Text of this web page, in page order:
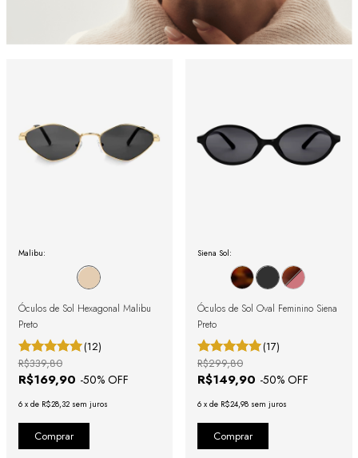
Malibu:
Óculos de Sol Hexagonal Malibu
Preto
(12)
R$169,90 -50% OFF
R$339,80
6 x de R$28,32 sem juros
Siena Sol:
Óculos de Sol Oval Feminino Siena
Preto
(17)
R$149,90 -50% OFF
R$299,80
6 x de R$24,98 sem juros